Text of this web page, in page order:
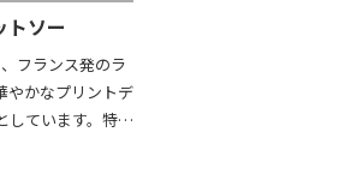
トソー
フランス発のラ
やかなプリントデ
しています。特に